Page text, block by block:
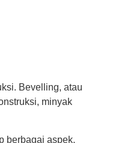
Bevelling, atau
minyak
berbagai aspek,